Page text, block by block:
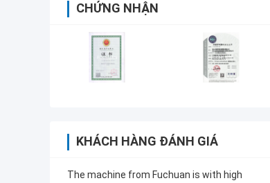
CHỨNG NHẬN
KHÁCH HÀNG ĐÁNH GIÁ
The machine from Fuchuan is with high